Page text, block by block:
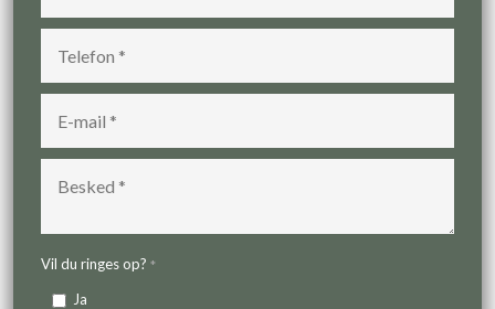
Vil du ringes op? *
Ja